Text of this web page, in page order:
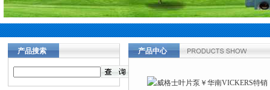
产品搜索
产品中心